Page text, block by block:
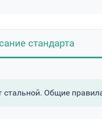
стандарта
стальной. Общие